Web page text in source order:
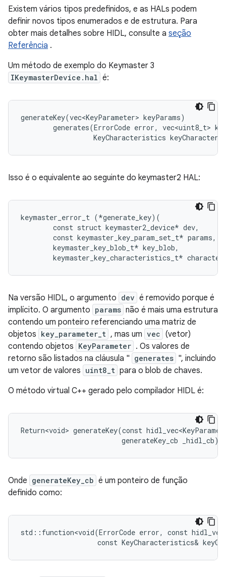
Existem vários tipos predefinidos, e as HALs podem
definir novos tipos enumerados e de estrutura. Para
obter mais detalhes sobre HIDL, consulte a seção
Referência .
Um método de exemplo do Keymaster 3
IKeymasterDevice.hal é:
generateKey(vec<KeyParameter> keyParams)
generates(ErrorCode error, vec<uint8_t>
KeyCharacteristics
Isso é o equivalente ao seguinte do keymaster2 HAL:
keymaster_error_t (*generate_key)(
        const struct keymaster2_device* dev,
        const keymaster_key_param_set_t* params,
        keymaster_key_blob_t* key_blob,
Na versão HIDL, o argumento dev é removido porque é
implícito. O argumento params não é mais uma estrutura
contendo um ponteiro referenciando uma matriz de
objetos key_parameter_t , mas um vec (vetor)
contendo objetos KeyParameter . Os valores de
retorno são listados na cláusula " generates ", incluindo
um vetor de valores uint8_t para o blob de chaves.
O método virtual C++ gerado pelo compilador HIDL é:
Return<void> generateKey(const
Onde generateKey_cb é um ponteiro de função
definido como:
std::function<void(ErrorCode error, const